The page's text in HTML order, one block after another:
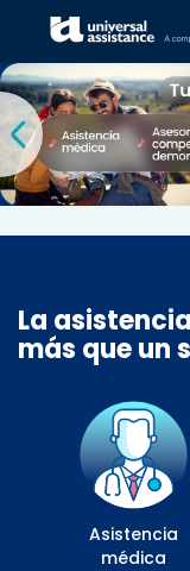
La
más que un
Asistencia
médica